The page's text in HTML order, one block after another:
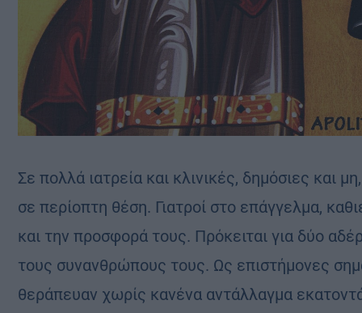
Σε πολλά ιατρεία και κλινικές, δημόσιες και
σε περίοπτη θέση. Γιατροί στο επάγγελμα,
και την προσφορά τους. Πρόκειται για δύο
τους συνανθρώπους τους. Ως επιστήμονες
θεράπευαν χωρίς κανένα αντάλλαγμα